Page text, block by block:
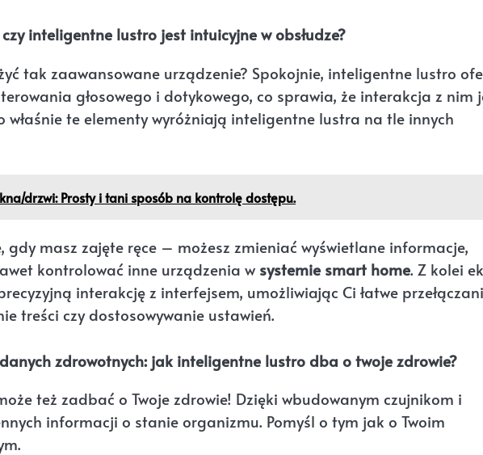
inteligentne lustro jest intuicyjne w obsłudze?
tak zaawansowane urządzenie? Spokojnie, inteligentne lustro
głosowego i dotykowego, co sprawia, że interakcja z nim
te elementy wyróżniają inteligentne lustra na tle innych
drzwi: Prosty i tani sposób na kontrolę dostępu.
gdy masz zajęte ręce – możesz zmieniać wyświetlane informacje,
kontrolować inne urządzenia w systemie smart home. Z kolei
interakcję z interfejsem, umożliwiając Ci łatwe
treści czy dostosowywanie ustawień.
zdrowotnych: jak inteligentne lustro dba o twoje zdrowie?
też zadbać o Twoje zdrowie! Dzięki wbudowanym czujnikom i
informacji o stanie organizmu. Pomyśl o tym jak o Twoim